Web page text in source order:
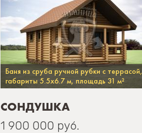
Баня из сруба ручной рубки с террасой,
габариты 5.5х6.7 м, площадь 31 м²
СОНДУШКА
1 900 000 руб.